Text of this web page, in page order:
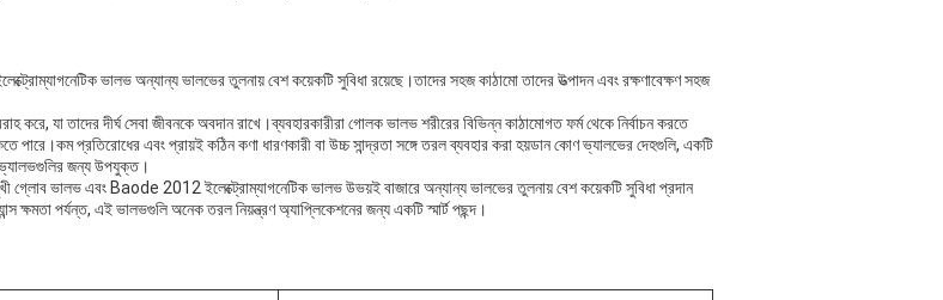
ভালভ অন্যান্য ভালভের তুলনায় বেশ কয়েকটি সুবিধা রয়েছে।তাদের সহজ কাঠামো তাদের উত্পাদন এবং রক্ষণাবেক্ষণ সহজ
করে, যা তাদের দীর্ঘ সেবা জীবনকে অবদান রাখে।ব্যবহারকারীরা গোলক ভালভ শরীরের বিভিন্ন কাঠামোগত ফর্ম থেকে নির্বাচন করতে
পারে।কম প্রতিরোধের এবং প্রায়ই কঠিন কণা ধারণকারী বা উচ্চ সান্দ্রতা সঙ্গে তরল ব্যবহার করা হয়ডান কোণ ভ্যালভের দেহগুলি, একটি
ভ্যালভগুলির জন্য উপযুক্ত।
গ্লোব ভালভ এবং Baode 2012 ইলেক্ট্রোম্যাগনেটিক ভালভ উভয়ই বাজারে অন্যান্য ভালভের তুলনায় বেশ কয়েকটি সুবিধা প্রদান
ক্ষমতা পর্যন্ত, এই ভালভগুলি অনেক তরল নিয়ন্ত্রণ অ্যাপ্লিকেশনের জন্য একটি স্মার্ট পছন্দ।